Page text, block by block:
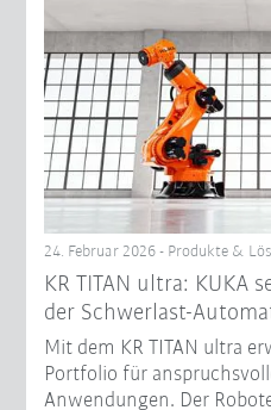
24. Februar 2026 - Produkte &
KR TITAN ultra: KUKA
der Schwerlast-
Mit dem KR TITAN ultra
Portfolio für
Anwendungen. Der